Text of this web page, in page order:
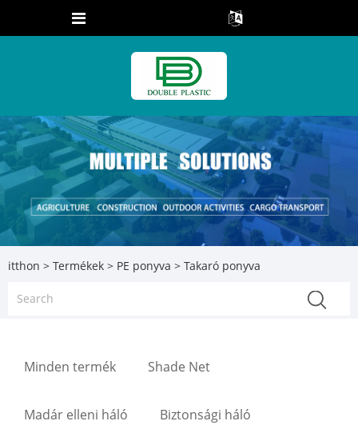
itthon > Termékek > PE ponyva > Takaró ponyva
Minden termék Shade Net
Madár elleni háló Biztonsági háló